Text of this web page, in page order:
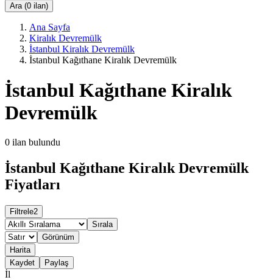
Ara (0 ilan)
Ana Sayfa
Kiralık Devremülk
İstanbul Kiralık Devremülk
İstanbul Kağıthane Kiralık Devremülk
İstanbul Kağıthane Kiralık
Devremülk
0 ilan bulundu
İstanbul Kağıthane Kiralık Devremülk
Fiyatları
Filtrele2
Sırala
Görünüm
Harita
Kaydet
Paylaş
İl